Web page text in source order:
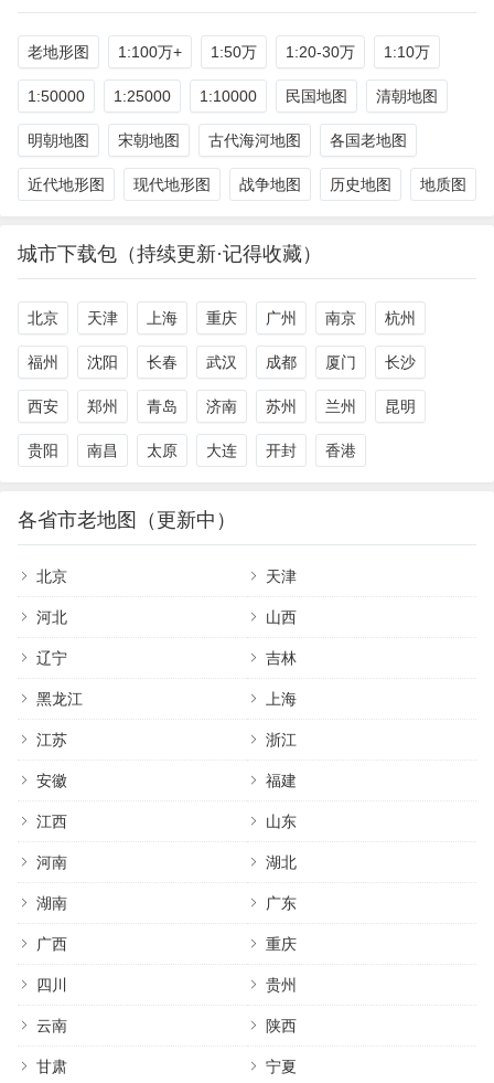
老地形图 1:100万+ 1:50万 1:20-30万 1:10万
1:50000 1:25000 1:10000 民国地图 清朝地图
明朝地图 宋朝地图 古代海河地图 各国老地图
近代地形图 现代地形图 战争地图 历史地图 地质图
城市下载包（持续更新·记得收藏）
北京 天津 上海 重庆 广州 南京 杭州
福州 沈阳 长春 武汉 成都 厦门 长沙
西安 郑州 青岛 济南 苏州 兰州 昆明
贵阳 南昌 太原 大连 开封 香港
各省市老地图（更新中）
北京 天津
河北 山西
辽宁 吉林
黑龙江 上海
江苏 浙江
安徽 福建
江西 山东
河南 湖北
湖南 广东
广西 重庆
四川 贵州
云南 陕西
甘肃 宁夏